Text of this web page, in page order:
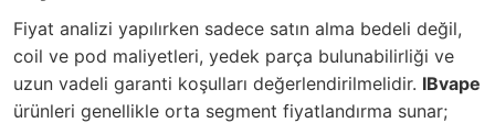
Fiyat analizi yapılırken sadece satın alma bedeli değil,
coil ve pod maliyetleri, yedek parça bulunabilirliği ve
uzun vadeli garanti koşulları değerlendirilmelidir. IBvape
ürünleri genellikle orta segment fiyatlandırma sunar;